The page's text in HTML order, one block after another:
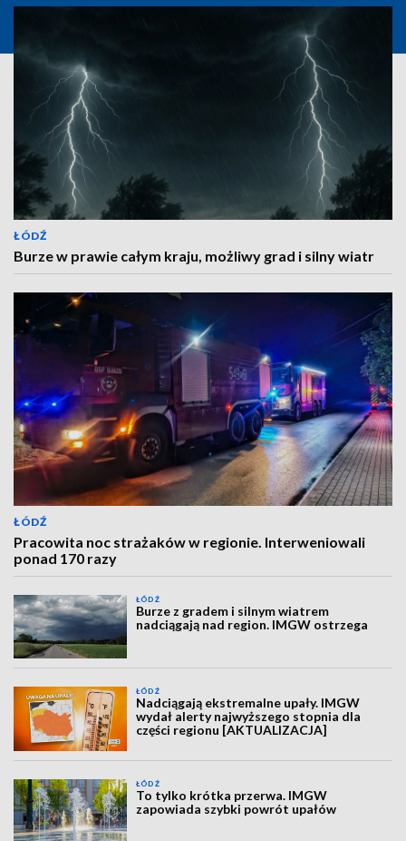
ŁÓDŹ
Burze w prawie całym kraju, możliwy grad i silny wiatr
ŁÓDŹ
Pracowita noc strażaków w regionie. Interweniowali
ponad 170 razy
ŁÓDŹ
Burze z gradem i silnym wiatrem
nadciągają nad region. IMGW ostrzega
ŁÓDŹ
Nadciągają ekstremalne upały. IMGW
wydał alerty najwyższego stopnia dla
części regionu [AKTUALIZACJA]
ŁÓDŹ
To tylko krótka przerwa. IMGW
zapowiada szybki powrót upałów